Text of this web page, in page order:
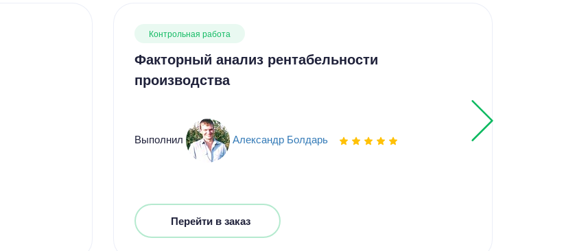
Контрольная работа
Факторный анализ рентабельности
производства
Выполнил Александр Болдарь
Перейти в заказ